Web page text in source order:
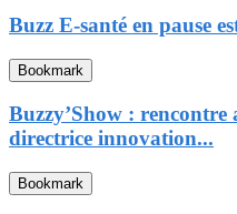
Buzz E-santé en pause
Bookmark
Buzzy’Show :
directrice innovation...
Bookmark